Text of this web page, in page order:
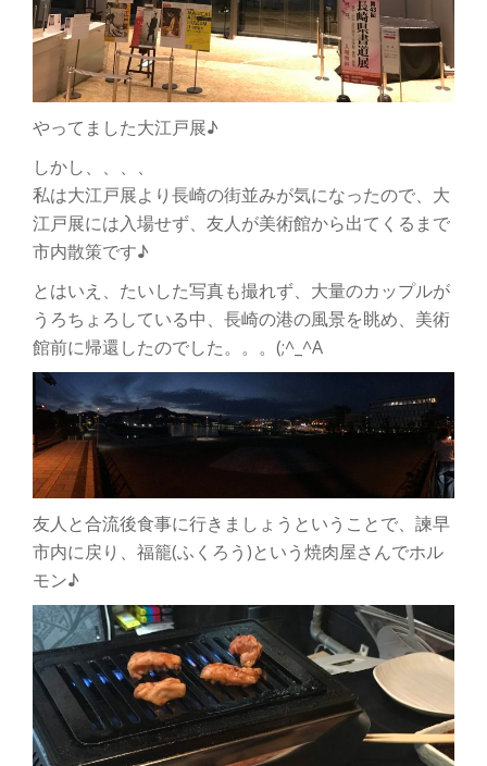
やってました大江戸展♪
しかし、、、、
私は大江戸展より長崎の街並みが気になったので、大
江戸展には入場せず、友人が美術館から出てくるまで
市内散策です♪
とはいえ、たいした写真も撮れず、大量のカップルが
うろちょろしている中、長崎の港の風景を眺め、美術
館前に帰還したのでした。。。(;^_^A
友人と合流後食事に行きましょうということで、諫早
市内に戻り、福籠(ふくろう)という焼肉屋さんでホル
モン♪